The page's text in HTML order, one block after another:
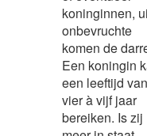
koninginnen,
onbevruchte
komen de
Een koningin
een leeftijd van
vier à vijf jaar
bereiken. Is zij